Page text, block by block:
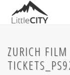
ZURICH FILM